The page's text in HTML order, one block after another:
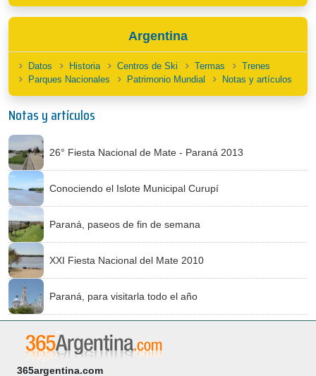
Argentina
Datos Historia Centros de Ski Termas
Trenes
Parques Nacionales
Patrimonio Mundial Notas y artículos
Notas y artículos
26° Fiesta Nacional de Mate - Paraná 2013
Conociendo el Islote Municipal Curupí
Paraná, paseos de fin de semana
XXI Fiesta Nacional del Mate 2010
Paraná, para visitarla todo el año
365argentina.com